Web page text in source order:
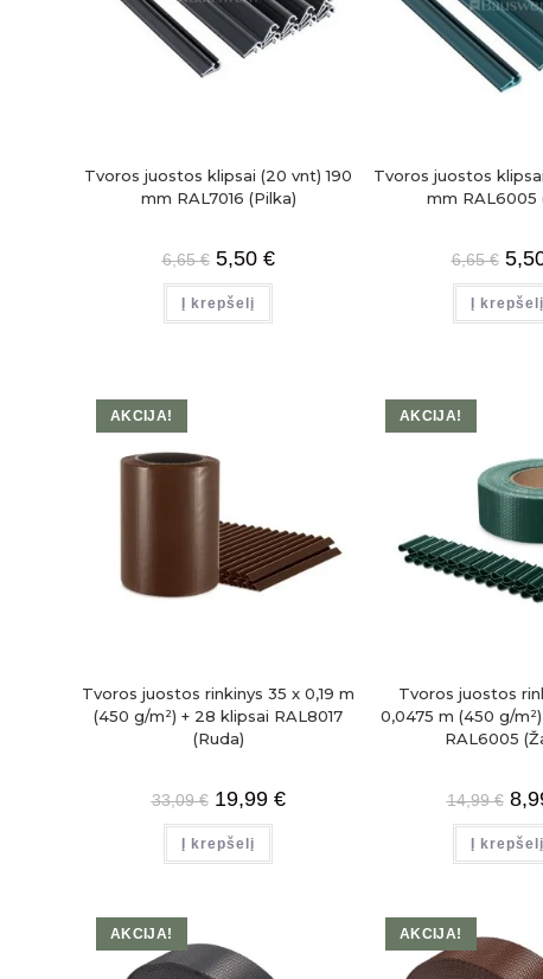
Tvoros juostos klipsai (20 vnt) 190
mm RAL7016 (Pilka)
6,65€ 5,50 €
Į krepšelį
Tvoros juostos
mm RAL6005
6,65€
Į krepšelį
AKCIJA!
Tvoros juostos rinkinys 35 x 0,19 m
(450 g/m²) + 28 klipsai RAL8017
(Ruda)
33,09€ 19,99 €
Į krepšelį
AKCIJA!
Tvoros juostos
0,0475 m (450 g/
RAL6005
14,99€
Į krepšelį
AKCIJA! AKCIJA!